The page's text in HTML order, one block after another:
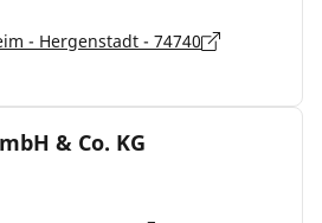
- Hergenstadt - 74740
& Co. KG